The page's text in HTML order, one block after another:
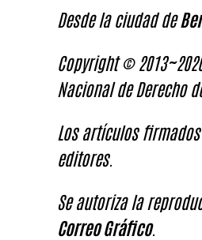
Desde la ciudad de
Copyright ©
Nacional de Derecho
Los artículos
editores.
Se autoriza la
Correo Gráfico.